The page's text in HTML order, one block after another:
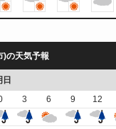
)の天気予報
日
3 6 9 12